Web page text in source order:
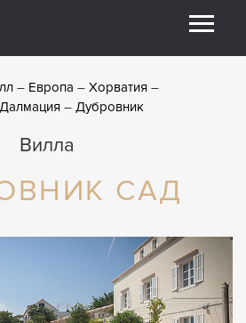
Европа
Хорватия
Дубровник
Вилла
САД